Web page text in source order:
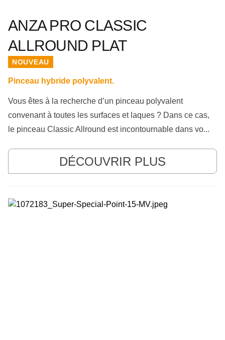
ANZA PRO CLASSIC
ALLROUND PLAT
NOUVEAU
Pinceau hybride polyvalent.
Vous êtes à la recherche d’un pinceau polyvalent
convenant à toutes les surfaces et laques ? Dans ce cas,
le pinceau Classic Allround est incontournable dans vo...
DÉCOUVRIR PLUS